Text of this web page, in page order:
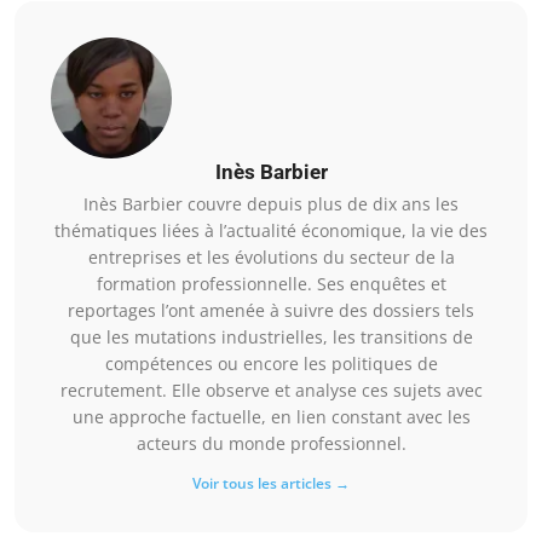
Inès Barbier
Inès Barbier couvre depuis plus de dix ans les
thématiques liées à l’actualité économique, la vie des
entreprises et les évolutions du secteur de la
formation professionnelle. Ses enquêtes et
reportages l’ont amenée à suivre des dossiers tels
que les mutations industrielles, les transitions de
compétences ou encore les politiques de
recrutement. Elle observe et analyse ces sujets avec
une approche factuelle, en lien constant avec les
acteurs du monde professionnel.
Voir tous les articles →